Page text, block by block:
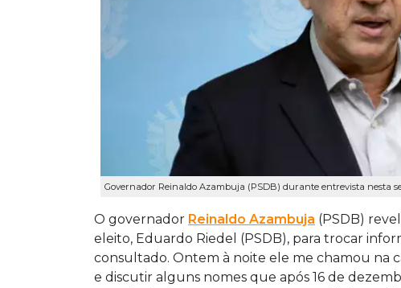
Governador Reinaldo Azambuja (PSDB) durante entrevista nesta
O governador Reinaldo Azambuja (PSDB)
eleito, Eduardo Riedel (PSDB), para trocar
consultado. Ontem à noite ele me chamou na
e discutir alguns nomes que após 16 de